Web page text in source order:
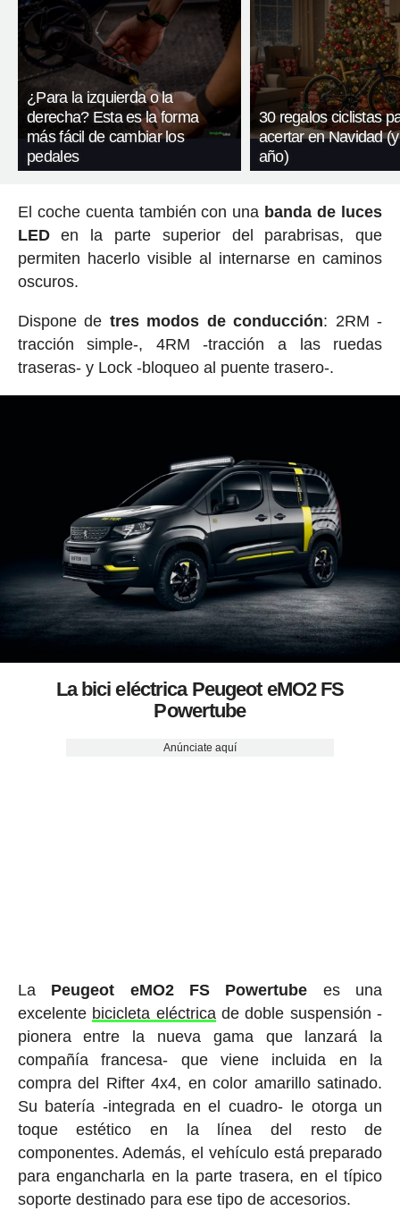
¿Para la izquierda o la
derecha? Esta es la forma
más fácil de cambiar los
pedales
30 regalos ciclistas
acertar en Navidad
año)
El coche cuenta también con una banda de luces
LEDen la parte superior del parabrisas, que
permiten hacerlo visible al internarse en caminos
oscuros.
Dispone de tres modos de conducción: 2RM -
tracción simple-, 4RM -tracción a las ruedas
traseras- y Lock -bloqueo al puente trasero-.
La bici eléctrica Peugeot eMO2 FS
Powertube
Anúnciate aquí
La Peugeot eMO2 FS Powertube es una
excelente bicicleta eléctrica de doble suspensión -
pionera entre la nueva gama que lanzará la
compañía francesa- que viene incluida en la
compra del Rifter 4x4, en color amarillo satinado.
Su batería -integrada en el cuadro- le otorga un
toque estético en la línea del resto de
componentes. Además, el vehículo está preparado
para engancharla en la parte trasera, en el típico
soporte destinado para ese tipo de accesorios.